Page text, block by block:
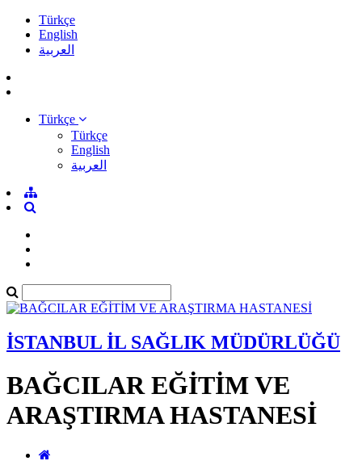
Türkçe
English
العربية
Türkçe
Türkçe
English
العربية
İSTANBUL İL SAĞLIK MÜDÜRLÜĞÜ
BAĞCILAR EĞİTİM VE
ARAŞTIRMA HASTANESİ